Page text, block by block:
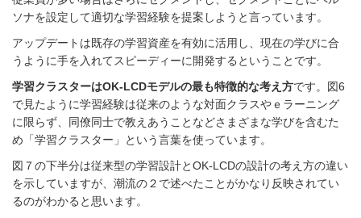
ソナを設定して適切な学習経験を提案しようと言っています。
アップデートは既存の学習資産を有効に活用し、現在の学びに合
うように手を入れてスピーディーに開発するということです。
学習クラスターはOK-LCDモデルの最も特徴的な考え方です。図6
で見たように学習経験は従来のような対面クラスやｅラーニング
に限らず、同僚同士で教えあうことなどさまざまな学びを含むた
め「学習クラスター」という言葉を使っています。
図７の下半分は従来型の学習設計とOK-LCDの設計の考え方の違い
を示していますが、潮流の２で述べたことがかなり反映されてい
るのがわかると思います。